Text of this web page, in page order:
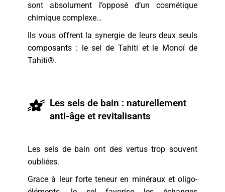
sont absolument l’opposé d’un cosmétique
chimique complexe…
Ils vous offrent la synergie de leurs deux seuls
composants : le sel de Tahiti et le Monoï de
Tahiti®.
Les sels de bain : naturellement
anti-âge et revitalisants
Les sels de bain ont des vertus trop souvent
oubliées.
Grace à leur forte teneur en minéraux et oligo-